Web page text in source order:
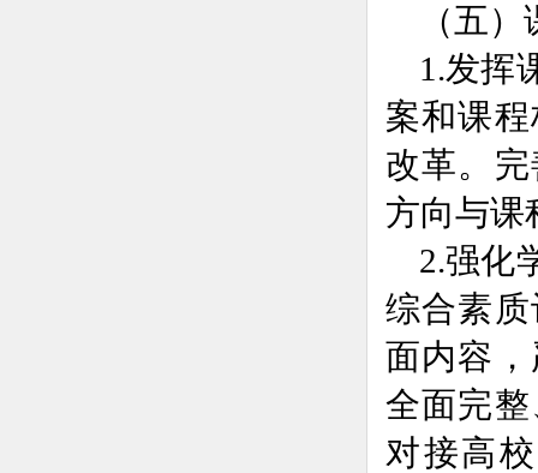
（五
1.发挥
案和课
改革。
方向与课
2.强化
综合素
面内容
全面完
对接高